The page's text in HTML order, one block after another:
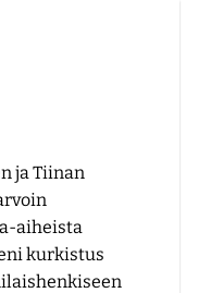
ja Tiinan
aiheista
kurkistus